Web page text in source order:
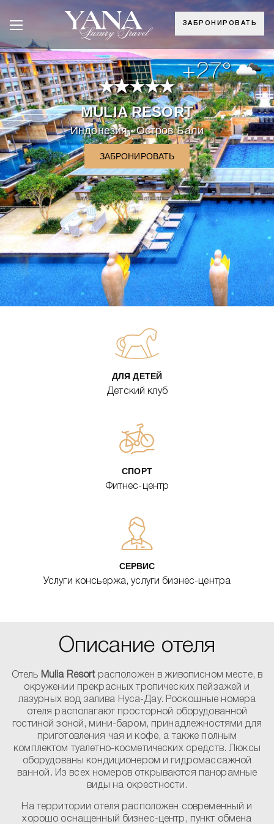
ЗАБРОНИРОВАТЬ
+27°
MULIA RESORT
Индонезия,Остров Бали
ЗАБРОНИРОВАТЬ
ДЛЯ ДЕТЕЙ
Детский клуб
СПОРТ
Фитнес-центр
СЕРВИС
Услуги консьержа, услуги бизнес-центра
Описание отеля
Отель Mulia Resortрасположен в живописном месте, в
окружении прекрасных тропических пейзажей и
лазурных вод залива Нуса-Дау. Роскошные номера
отеля располагают просторной оборудованной
гостиной зоной, мини-баром, принадлежностями для
приготовления чая и кофе, а также полным
комплектом туалетно-косметических средств. Люксы
оборудованы кондиционером и гидромассажной
ванной. Из всех номеров открываются панорамные
виды на окрестности.
На территории отеля расположен современный и
хорошо оснащенный бизнес-центр, пункт обмена